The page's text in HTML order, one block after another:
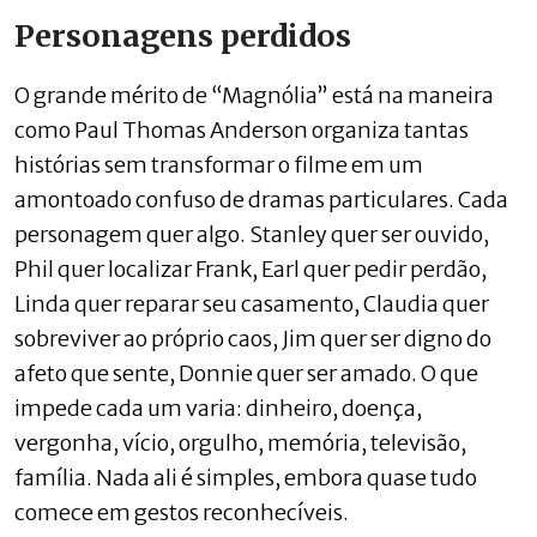
Personagens perdidos
O grande mérito de “Magnólia” está na maneira
como Paul Thomas Anderson organiza tantas
histórias sem transformar o filme em um
amontoado confuso de dramas particulares. Cada
personagem quer algo. Stanley quer ser ouvido,
Phil quer localizar Frank, Earl quer pedir perdão,
Linda quer reparar seu casamento, Claudia quer
sobreviver ao próprio caos, Jim quer ser digno do
afeto que sente, Donnie quer ser amado. O que
impede cada um varia: dinheiro, doença,
vergonha, vício, orgulho, memória, televisão,
família. Nada ali é simples, embora quase tudo
comece em gestos reconhecíveis.